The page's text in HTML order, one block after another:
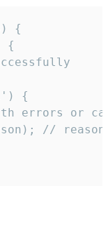
{
{
{
errors or
//